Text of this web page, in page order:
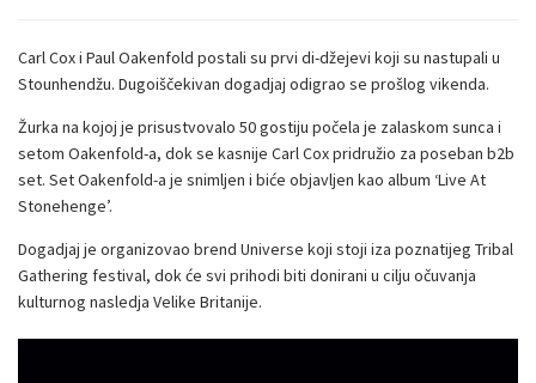
Carl Cox i Paul Oakenfold postali su prvi di-džejevi koji su nastupali u
Stounhendžu. Dugoiščekivan dogadjaj odigrao se prošlog vikenda.
Žurka na kojoj je prisustvovalo 50 gostiju počela je zalaskom sunca i
setom Oakenfold-a, dok se kasnije Carl Cox pridružio za poseban b2b
set. Set Oakenfold-a je snimljen i biće objavljen kao album ‘Live At
Stonehenge’.
Dogadjaj je organizovao brend Universe koji stoji iza poznatijeg Tribal
Gathering festival, dok će svi prihodi biti donirani u cilju očuvanja
kulturnog nasledja Velike Britanije.